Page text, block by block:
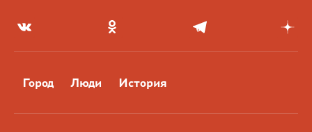
Город Люди История